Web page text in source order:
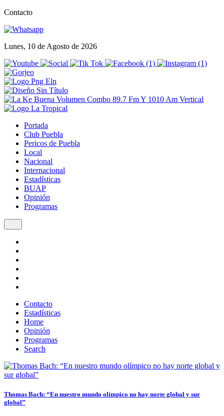
Contacto
Lunes, 10 de Agosto de 2026
Portada
Club Puebla
Pericos de Puebla
Local
Nacional
Internacional
Estadísticas
BUAP
Opinión
Programas
Contacto
Estadísticas
Home
Opinión
Programas
Search
Thomas Bach: “En nuestro mundo olímpico no hay norte global y sur
global”